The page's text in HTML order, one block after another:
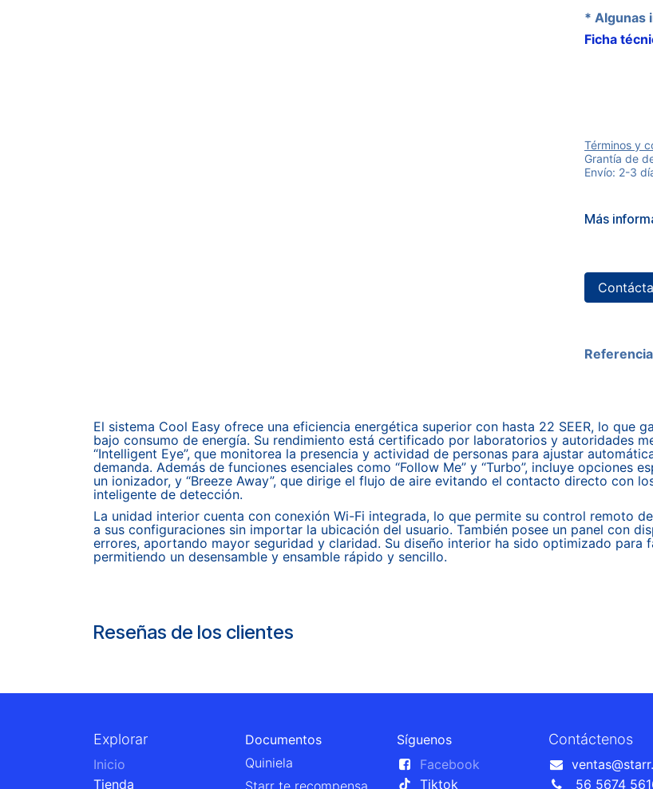
* Algunas
Ficha
Términos y
Grantía de
Envío: 2-3
Más
El sistema Cool Easy ofrece una eficiencia energética superior con hasta 22 SEER, lo que
bajo consumo de energía. Su rendimiento está certificado por laboratorios y autoridades
“Intelligent Eye”, que monitorea la presencia y actividad de personas para ajustar
demanda. Además de funciones esenciales como “Follow Me” y “Turbo”, incluye opciones
un ionizador, y “Breeze Away”, que dirige el flujo de aire evitando el contacto directo con
inteligente de detección.
La unidad interior cuenta con conexión Wi-Fi integrada, lo que permite su control remoto
a sus configuraciones sin importar la ubicación del usuario. También posee un panel con
errores, aportando mayor seguridad y claridad. Su diseño interior ha sido optimizado
permitiendo un desensamble y ensamble rápido y sencillo.
Reseñas de los clientes
Explorar
Inicio
Tienda
Documentos
Quiniela
Síguenos
Facebook
Tiktok
Contáctenos
56 5674